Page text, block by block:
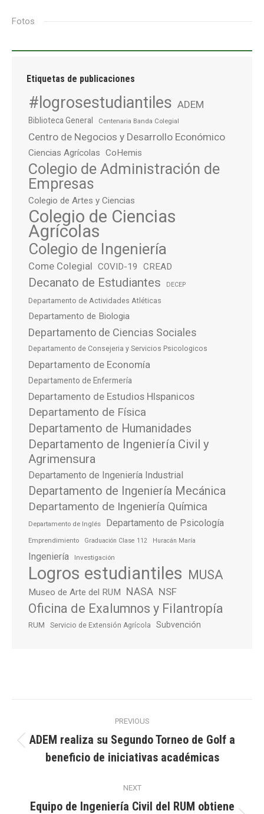
Fotos
Etiquetas de publicaciones
#logrosestudiantiles ADEM
Biblioteca General Centenaria Banda Colegial
Centro de Negocios y Desarrollo Económico
Ciencias Agrícolas CoHemis
Colegio de Administración de
Empresas
Colegio de Artes y Ciencias
Colegio de Ciencias
Agrícolas
Colegio de Ingeniería
Come Colegial COVID-19 CREAD
Decanato de Estudiantes DECEP
Departamento de Actividades Atléticas
Departamento de Biologia
Departamento de Ciencias Sociales
Departamento de Consejeria y Servicios Psicologicos
Departamento de Economía
Departamento de Enfermería
Departamento de Estudios HIspanicos
Departamento de Física
Departamento de Humanidades
Departamento de Ingeniería Civil y
Agrimensura
Departamento de Ingeniería Industrial
Departamento de Ingeniería Mecánica
Departamento de Ingeniería Química
Departamento de Inglés Departamento de Psicología
Emprendimiento Graduación Clase 112 Huracán María
Ingeniería Investigación
Logros estudiantiles MUSA
Museo de Arte del RUM NASA NSF
Oficina de Exalumnos y Filantropía
RUM Servicio de Extensión Agrícola Subvención
navigation
PREVIOUS
Previous
post:
ADEM realiza su Segundo Torneo de Golf a
beneficio de iniciativas académicas
NEXT
Equipo de Ingeniería Civil del RUM obtiene